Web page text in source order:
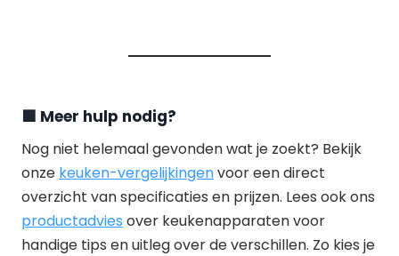
🟩 Meer hulp nodig?
Nog niet helemaal gevonden wat je zoekt? Bekijk
onze keuken-vergelijkingenvoor een direct
overzicht van specificaties en prijzen. Lees ook ons
productadvies over keukenapparaten voor
handige tips en uitleg over de verschillen. Zo kies je